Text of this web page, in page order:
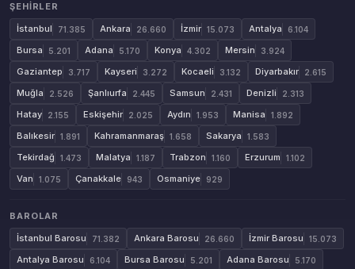
ŞEHIRLER
İstanbul
71.385 Ankara 26.660 İzmir 15.073 Antalya 6.104
Bursa 5.201 Adana 5.170 Konya 4.302 Mersin 3.924
Gaziantep 3.717 Kayseri 3.272 Kocaeli 3.132 Diyarbakır 2.615
Muğla 2.526 Şanlıurfa 2.445 Samsun 2.431 Denizli 2.313
Hatay 2.155 Eskişehir 2.025 Aydın 1.953 Manisa 1.892
Balıkesir 1.891 Kahramanmaraş 1.658 Sakarya 1.583
Tekirdağ 1.473 Malatya 1.187 Trabzon 1.160 Erzurum 1.102
Van 1.075 Çanakkale 943 Osmaniye 929
BAROLAR
İstanbul Barosu
71.382 Ankara Barosu 26.660 İzmir Barosu 15.073
Antalya Barosu 6.104 Bursa Barosu 5.201 Adana Barosu 5.170